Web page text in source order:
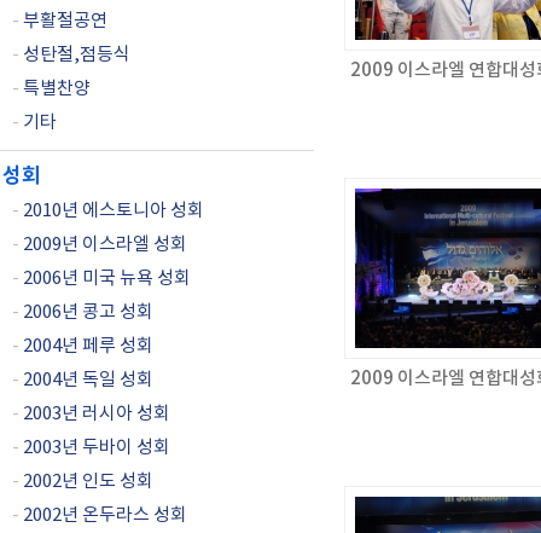
- 부활절공연
- 성탄절,점등식
- 특별찬양
- 기타
성회
- 2010년 에스토니아 성회
- 2009년 이스라엘 성회
- 2006년 미국 뉴욕 성회
- 2006년 콩고 성회
- 2004년 페루 성회
- 2004년 독일 성회
- 2003년 러시아 성회
- 2003년 두바이 성회
- 2002년 인도 성회
- 2002년 온두라스 성회
2009 이스라엘 연합대성
2009 이스라엘 연합대성